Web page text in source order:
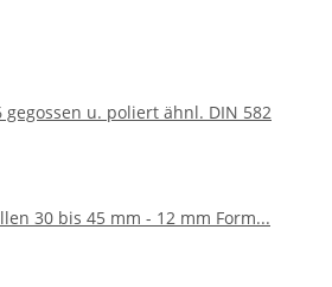
u. poliert ähnl. DIN 582